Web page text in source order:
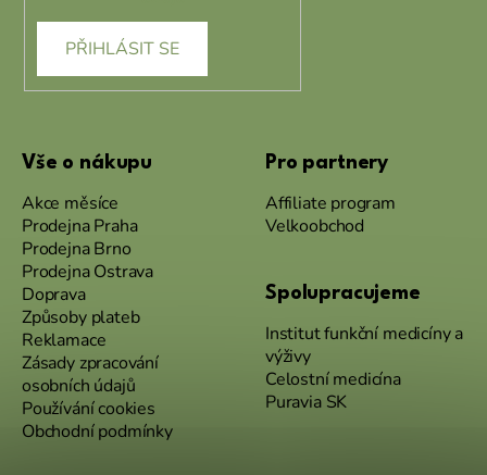
PŘIHLÁSIT SE
Vše o nákupu
Akce měsíce
Prodejna Praha
Prodejna Brno
Prodejna Ostrava
Doprava
Způsoby plateb
Reklamace
Zásady zpracování
osobních údajů
Používání cookies
Obchodní podmínky
Pro partnery
Affiliate program
Velkoobchod
Spolupracujeme
Institut funkční medicíny a
výživy
Celostní medicína
Puravia SK